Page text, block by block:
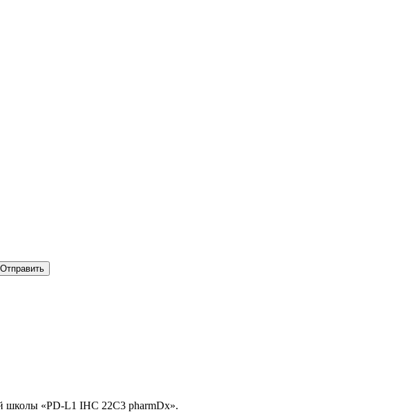
Отправить
школы «PD-L1 IHC 22C3 pharmDx».